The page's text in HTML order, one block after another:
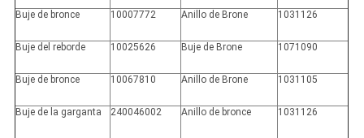
Buje de bronce 10007772 Anillo de Brone 1031126
Buje del reborde 10025626 Buje de Brone 1071090
Buje de bronce 10067810 Anillo de Brone 1031105
Buje de la garganta 240046002 Anillo de bronce 1031126